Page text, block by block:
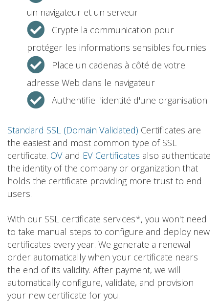
un navigateur et un serveur
Crypte la communication pour
protéger les informations sensibles fournies
Place un cadenas à côté de votre
adresse Web dans le navigateur
Authentifie l'identité d'une organisation
Standard SSL (Domain Validated) Certificates are
the easiest and most common type of SSL
certificate. OV and EV Certificates also authenticate
the identity of the company or organization that
holds the certificate providing more trust to end
users.
With our SSL certificate services*, you won't need
to take manual steps to configure and deploy new
certificates every year. We generate a renewal
order automatically when your certificate nears
the end of its validity. After payment, we will
automatically configure, validate, and provision
your new certificate for you.